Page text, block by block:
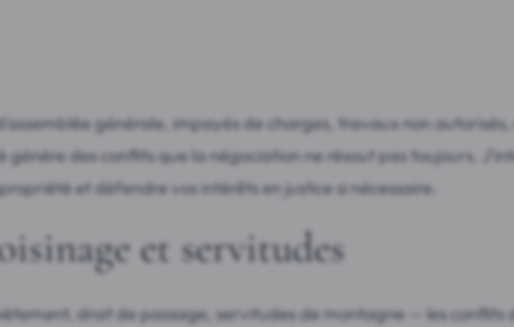
générale, impayés de charges, travaux non
des conflits que la négociation ne résout pas toujours.
et défendre vos intérêts en justice si nécessaire.
et servitudes
droit de passage, servitudes de montagne — les conflits